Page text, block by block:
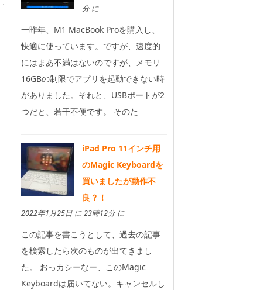
分 に
一昨年、M1 MacBook Proを購入し、
快適に使っています。ですが、速度的
にはまあ不満はないのですが、メモリ
16GBの制限でアプリを起動できない時
がありました。それと、USBポートが2
つだと、若干不便です。 そのた
iPad Pro 11インチ用
のMagic Keyboardを
買いましたが動作不
良？！
2022年1月25日 に 23時12分 に
この記事を書こうとして、過去の記事
を検索したら次のものが出てきまし
た。 おっカシーなー、このMagic
Keyboardは届いてない。キャンセルし